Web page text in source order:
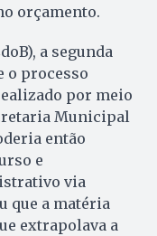
orçamento.
a segunda
o processo
por meio
Municipal
então
e
via
que a matéria
extrapolava a